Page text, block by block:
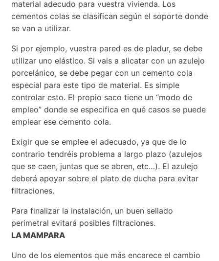
material adecudo para vuestra vivienda. Los
cementos colas se clasifican según el soporte donde
se van a utilizar.
Si por ejemplo, vuestra pared es de pladur, se debe
utilizar uno elástico. Si vais a alicatar con un azulejo
porcelánico, se debe pegar con un cemento cola
especial para este tipo de material. Es simple
controlar esto. El propio saco tiene un “modo de
empleo” donde se especifica en qué casos se puede
emplear ese cemento cola.
Exigir que se emplee el adecuado, ya que de lo
contrario tendréis problema a largo plazo (azulejos
que se caen, juntas que se abren, etc…). El azulejo
deberá apoyar sobre el plato de ducha para evitar
filtraciones.
Para finalizar la instalación, un buen sellado
perimetral evitará posibles filtraciones.
LA MAMPARA
Uno de los elementos que más encarece el cambio